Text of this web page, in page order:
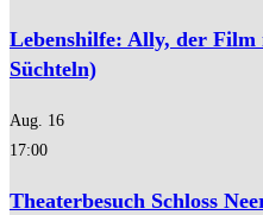
Lebenshilfe: Ally, der
Süchteln)
Aug. 16
17:00
Theaterbesuch Schloss